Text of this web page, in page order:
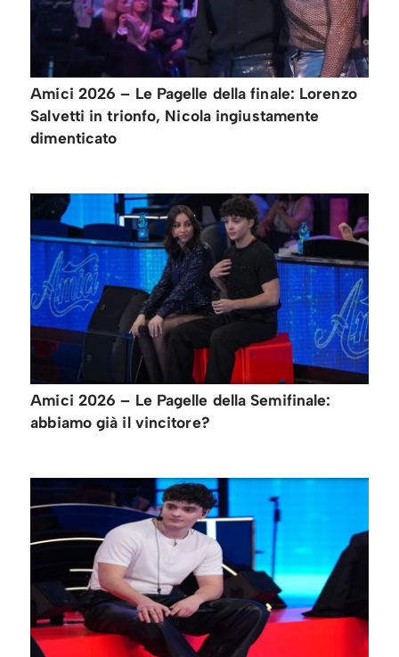
Amici 2026 – Le Pagelle della finale: Lorenzo
Salvetti in trionfo, Nicola ingiustamente
dimenticato
Amici 2026 – Le Pagelle della Semifinale:
abbiamo già il vincitore?